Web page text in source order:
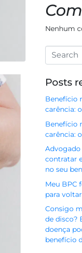
Nenhum
Posts
Benefício
carência:
Benefício
carência:
contratar
no seu
Meu BPC
para
Consigo
de disco?
doença
benefício